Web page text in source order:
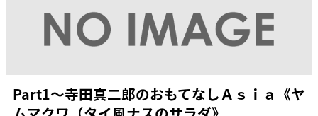
Part1～寺田真二郎のおもてなしＡｓｉａ《ヤ